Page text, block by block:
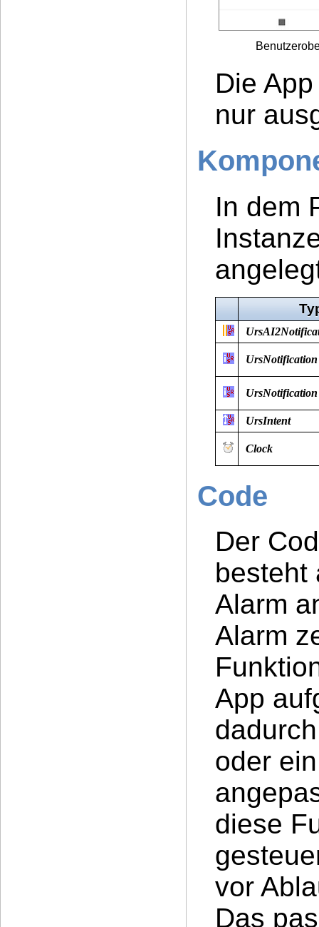
Die
nur
In dem
UrsNotification
UrsNotification
UrsIntent
Clock
Code
Der
besteht
Alarm
Alarm
App
oder
diese
vor
Das